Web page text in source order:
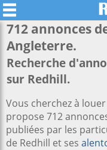
712 annonces
Angleterre.
Recherche
sur Redhill.
Vous cherchez à
propose 712
publiées par les
de Redhill et ses